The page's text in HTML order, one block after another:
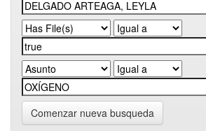
Comenzar nueva busqueda